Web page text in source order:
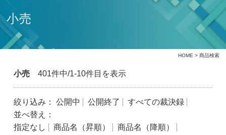
小売
HOME > 商品検索
小売401件中/1-10件目を表示
絞り込み： 公開中 公開終了
すべての裁決録
並べ替え：
指定なし
商品名（昇順） 商品名（降順）